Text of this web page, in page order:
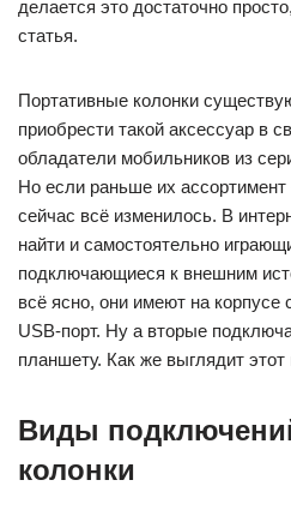
делается это достаточно
статья.
Портативные колонки
приобрести такой аксессуар в
обладатели мобильников из
Но если раньше их
сейчас всё изменилось. В
найти и самостоятельно
подключающиеся к внешним
всё ясно, они имеют на корпусе
USB-порт. Ну а вторые
планшету. Как же выглядит этот
Виды
колонки